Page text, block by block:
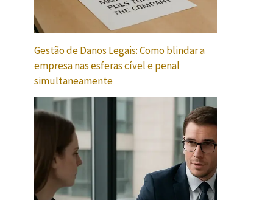
Gestão de Danos Legais: Como blindar a
empresa nas esferas cível e penal
simultaneamente